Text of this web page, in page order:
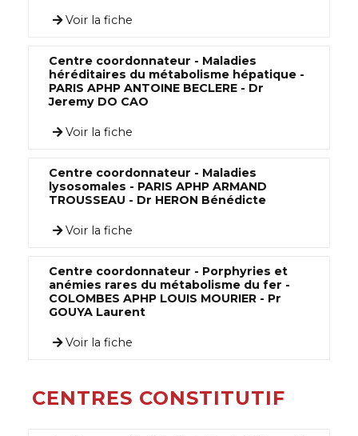
Voir la fiche
Centre coordonnateur - Maladies
héréditaires du métabolisme hépatique -
PARIS APHP ANTOINE BECLERE - Dr
Jeremy DO CAO
Voir la fiche
Centre coordonnateur - Maladies
lysosomales - PARIS APHP ARMAND
TROUSSEAU - Dr HERON Bénédicte
Voir la fiche
Centre coordonnateur - Porphyries et
anémies rares du métabolisme du fer -
COLOMBES APHP LOUIS MOURIER - Pr
GOUYA Laurent
Voir la fiche
CENTRES CONSTITUTIF